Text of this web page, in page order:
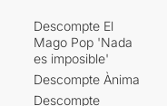
Descompte El
Mago Pop 'Nada
es imposible'
Descompte Ànima
Descompte